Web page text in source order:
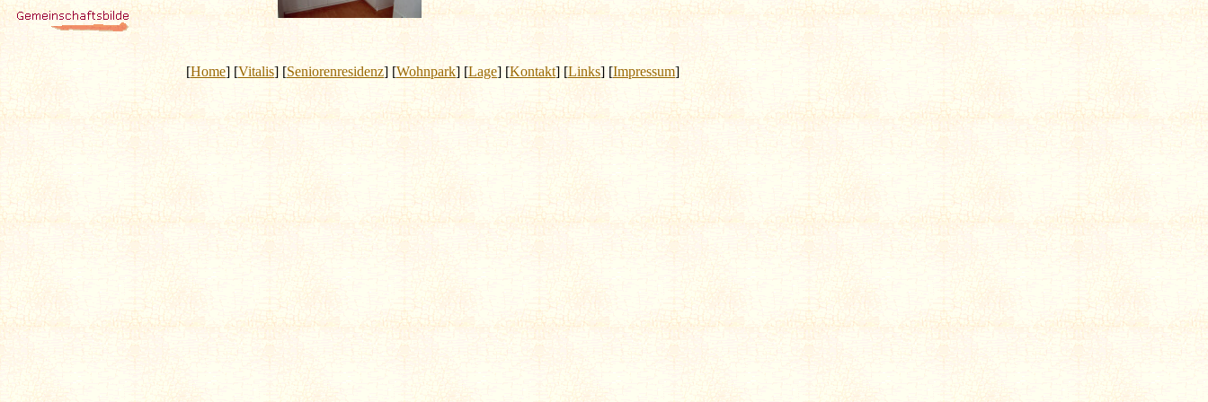
[Home] [Vitalis] [Seniorenresidenz] [Wohnpark] [Lage] [Kontakt] [Links] [Impressum]